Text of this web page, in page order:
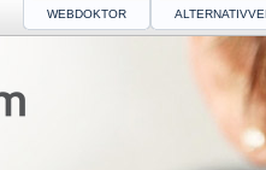
WEBDOKTOR